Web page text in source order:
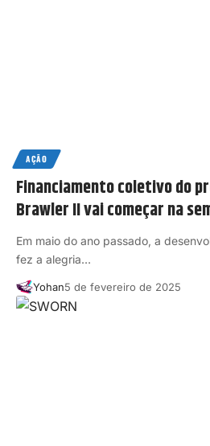
AÇÃO
Financiamento coletivo do
Brawler II vai começar na
Em maio do ano passado, a
fez a alegria…
Yohan5 de fevereiro de 2025